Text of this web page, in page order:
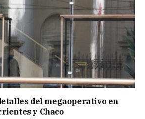
del megaoperativo en
y Chaco